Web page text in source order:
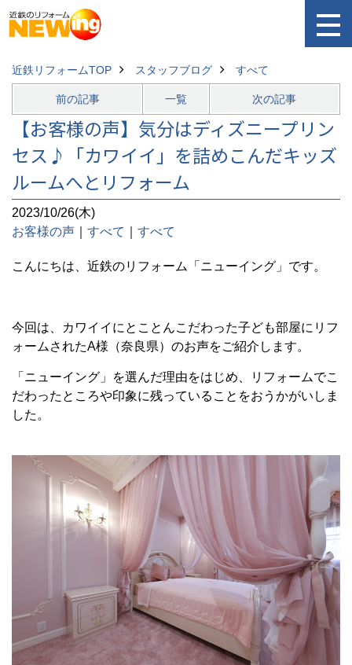
近鉄リフォームTOP スタッフブログ すべて
前の記事 一覧 次の記事
【お客様の声】気分はディズニープリン
セス♪「カワイイ」を詰めこんだキッズ
ルームへとリフォーム
2023/10/26(木)
お客様の声
すべて すべて
こんにちは、近鉄のリフォーム「ニューイング」です。
今回は、カワイイにとことんこだわった子ども部屋にリフ
ォームされたA様（奈良県）のお声をご紹介します。
「ニューイング」を選んだ理由をはじめ、リフォームでこ
だわったところや印象に残っていることをおうかがいしま
した。